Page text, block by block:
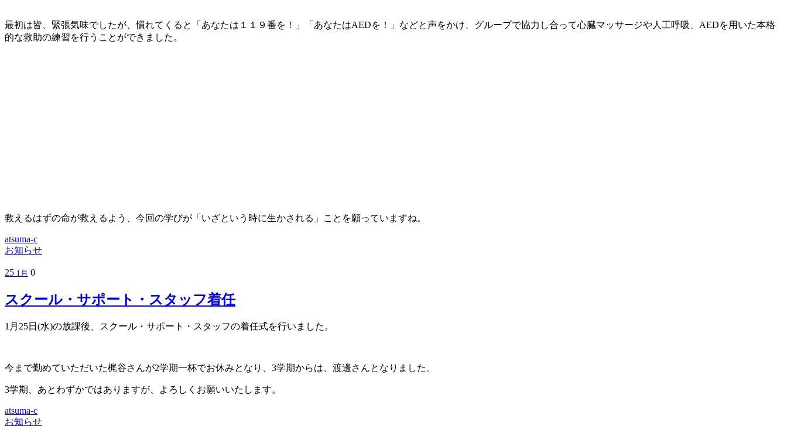
最初は皆、緊張気味でしたが、慣れてくると「あなたは１１９番を！」「あなたはAEDを！」などと声をかけ、グループで協力し合って心臓マッサージや人工呼吸、AEDを用いた本格
的な救助の練習を行うことができました。
救えるはずの命が救えるよう、今回の学びが「いざという時に生かされる」ことを願っていますね。
atsuma-c
お知らせ
25 1月 0
スクール・サポート・スタッフ着任
1月25日(水)の放課後、スクール・サポート・スタッフの着任式を行いました。
今まで勤めていただいた梶谷さんが2学期一杯でお休みとなり、3学期からは、渡邊さんとなりました。
3学期、あとわずかではありますが、よろしくお願いいたします。
atsuma-c
お知らせ